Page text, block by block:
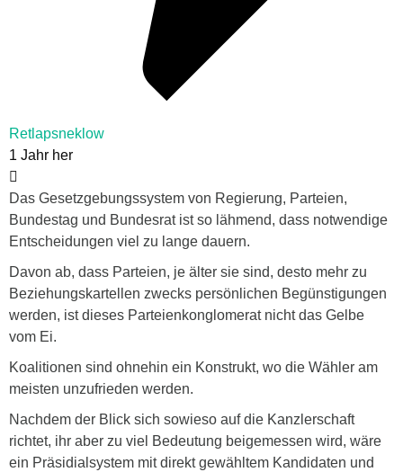
Retlapsneklow
1 Jahr her
Das Gesetzgebungssystem von Regierung, Parteien,
Bundestag und Bundesrat ist so lähmend, dass notwendige
Entscheidungen viel zu lange dauern.
Davon ab, dass Parteien, je älter sie sind, desto mehr zu
Beziehungskartellen zwecks persönlichen Begünstigungen
werden, ist dieses Parteienkonglomerat nicht das Gelbe
vom Ei.
Koalitionen sind ohnehin ein Konstrukt, wo die Wähler am
meisten unzufrieden werden.
Nachdem der Blick sich sowieso auf die Kanzlerschaft
richtet, ihr aber zu viel Bedeutung beigemessen wird, wäre
ein Präsidialsystem mit direkt gewähltem Kandidaten und